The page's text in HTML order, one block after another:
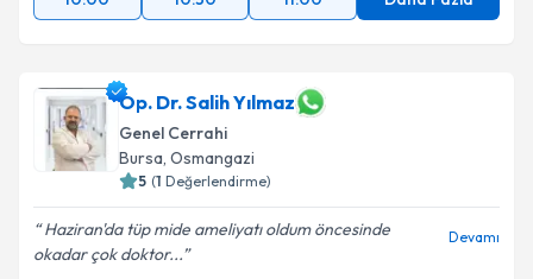
Op. Dr. Salih Yılmaz
Genel Cerrahi
Bursa, Osmangazi
5 (1 Değerlendirme)
Haziran'da tüp mide ameliyatı oldum öncesinde
okadar çok doktor...
Devamı